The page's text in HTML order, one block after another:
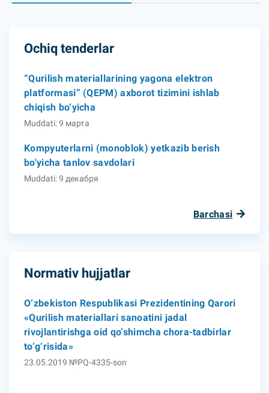
Ochiq tenderlar
“Qurilish materiallarining yagona elektron
platformasi” (QEPM) axborot tizimini ishlab
chiqish bo‘yicha
Muddati: 9 марта
Kompyuterlarni (monoblok) yetkazib berish
bo'yicha tanlov savdolari
Muddati: 9 декабря
Barchasi
Normativ hujjatlar
O‘zbekiston Respublikasi Prezidentining Qarori
«Qurilish materiallari sanoatini jadal
rivojlantirishga oid qo‘shimcha chora-tadbirlar
to‘g‘risida»
23.05.2019 №PQ-4335-son